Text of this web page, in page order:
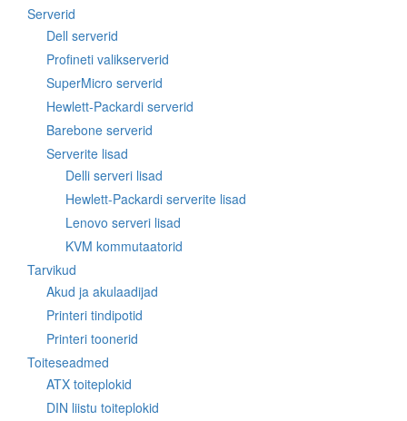
Serverid
Dell serverid
Profineti valikserverid
SuperMicro serverid
Hewlett-Packardi serverid
Barebone serverid
Serverite lisad
Delli serveri lisad
Hewlett-Packardi serverite lisad
Lenovo serveri lisad
KVM kommutaatorid
Tarvikud
Akud ja akulaadijad
Printeri tindipotid
Printeri toonerid
Toiteseadmed
ATX toiteplokid
DIN liistu toiteplokid